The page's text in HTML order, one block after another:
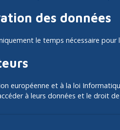
des données
le temps nécessaire
européenne et à la loi
à leurs données et le droit